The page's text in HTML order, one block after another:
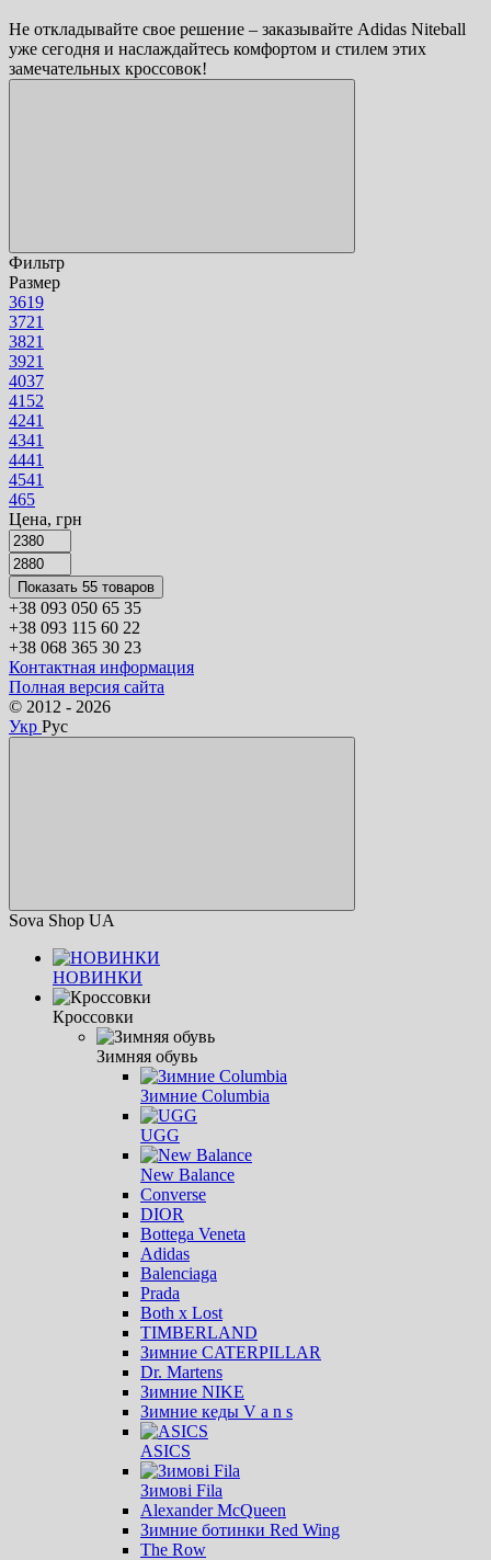
Не откладывайте свое решение – заказывайте Adidas Niteball
уже сегодня и наслаждайтесь комфортом и стилем этих
замечательных кроссовок!
Фильтр
Размер
3619
3721
3821
3921
4037
41 52
4241
4341
4441
4541
465
Цена, грн
Показать 55 товаров
+38 093 050 65 35
+38 093 115 60 22
+38 068 365 30 23
Контактная информация
Полная версия сайта
© 2012 - 2026
Укр Рус
Sova Shop UA
НОВИНКИ
Кроссовки
Зимняя обувь
Зимние Columbia
UGG
New Balance
Converse
DIOR
Bottega Veneta
Adidas
Balenciaga
Prada
Both x Lost
TIMBERLAND
Зимние CATERPILLAR
Dr. Martens
Зимние NIKE
Зимние кеды V a n s
ASICS
Зимові Fila
Alexander McQueen
Зимние ботинки Red Wing
The Row